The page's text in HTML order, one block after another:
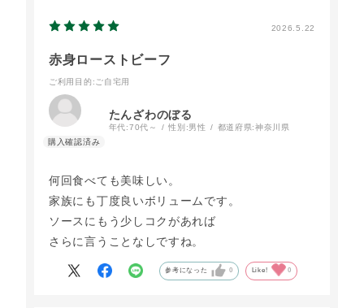
2026.5.22
赤身ローストビーフ
ご利用目的 :ご自宅用
たんざわのぼる
年代:70代～ 性別:男性 都道府県:神奈川県
何回食べても美味しい。
家族にも丁度良いボリュームです。
ソースにもう少しコクがあれば
さらに言うことなしですね。
参考になった 0 Like! 0